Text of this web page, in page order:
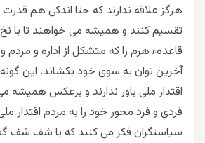
هرگز علاقه ندارند که حتا اندکی هم قدرت
تقسیم کنند و همیشه می خواهند تا با
قاعدهء هرم را که متشکل از اداره و
آخرین توان به سوی خود بکشاند. این گونه
اقتدار ملی باور ندارند و برعکس همیشه
فردی و فرد محور خود را به مردم اقتدار
سیاستگران فکر می کنند که با شف شف